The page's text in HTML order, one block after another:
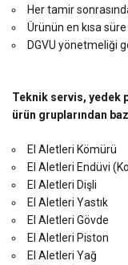
Her tamir
Ürünün en kısa
DGVU yönetmeliği
Teknik servis, yedek
ürün gruplarından
El Aletleri Kömürü
El Aletleri Endüvi
El Aletleri Dişli
El Aletleri Yastık
El Aletleri Gövde
El Aletleri Piston
El Aletleri Yağ